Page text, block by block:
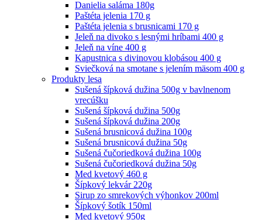
Danielia saláma 180g
Paštéta jelenia 170 g
Paštéta jelenia s brusnicami 170 g
Jeleň na divoko s lesnými hríbami 400 g
Jeleň na víne 400 g
Kapustnica s divinovou klobásou 400 g
Sviečková na smotane s jelením mäsom 400 g
Produkty lesa
Sušená šípková dužina 500g v bavlnenom
vrecúšku
Sušená šípková dužina 500g
Sušená šípková dužina 200g
Sušená brusnicová dužina 100g
Sušená brusnicová dužina 50g
Sušená čučoriedková dužina 100g
Sušená čučoriedková dužina 50g
Med kvetový 460 g
Šípkový lekvár 220g
Sirup zo smrekových výhonkov 200ml
Šípkový šotík 150ml
Med kvetový 950g